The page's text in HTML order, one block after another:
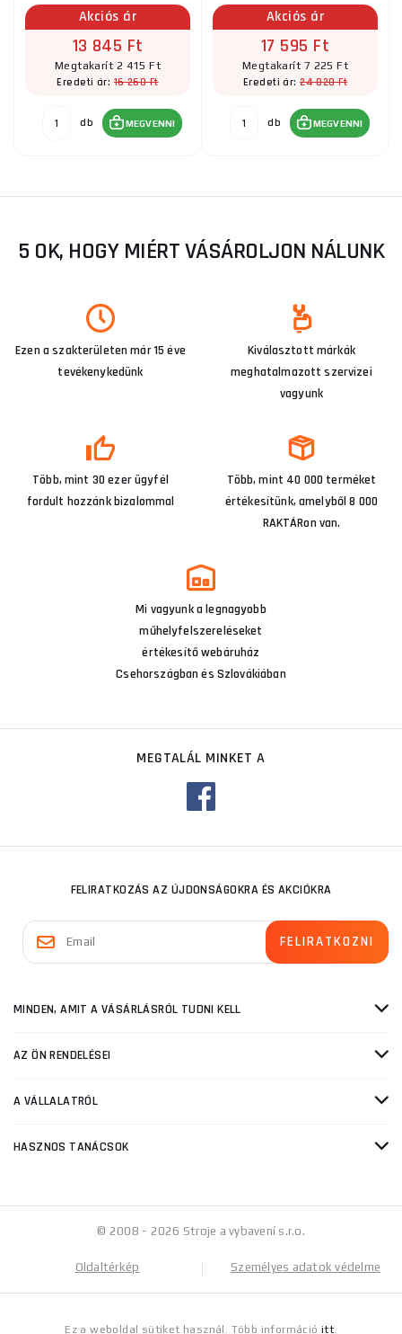
Akciós ár
13 845 Ft
Megtakarít 2 415 Ft
Eredeti ár:16 260 Ft
db MEGVENNI
Akciós ár
17 595 Ft
Megtakarít 7 225 Ft
Eredeti ár:24 820 Ft
db MEGVENNI
5 OK, HOGY MIÉRT VÁSÁROLJON NÁLUNK
Ezen a szakterületen már 15 éve
tevékenykedünk
Kiválasztott márkák
meghatalmazott szervizei
vagyunk
Több, mint 30 ezer ügyfél
fordult hozzánk bizalommal
Több, mint 40 000 terméket
értékesítünk, amelyből 8 000
RAKTÁRon van.
Mi vagyunk a legnagyobb
műhelyfelszereléseket
értékesítő webáruház
Csehországban és Szlovákiában
MEGTALÁL MINKET A
FELIRATKOZÁS AZ ÚJDONSÁGOKRA ÉS AKCIÓKRA
MINDEN, AMIT A VÁSÁRLÁSRÓL TUDNI KELL
AZ ÖN RENDELÉSEI
A VÁLLALATRÓL
HASZNOS TANÁCSOK
© 2008 - 2026 Stroje a vybavení s.r.o.
Oldaltérkép Személyes adatok védelme
Ez a weboldal sütiket használ. Több információitt.